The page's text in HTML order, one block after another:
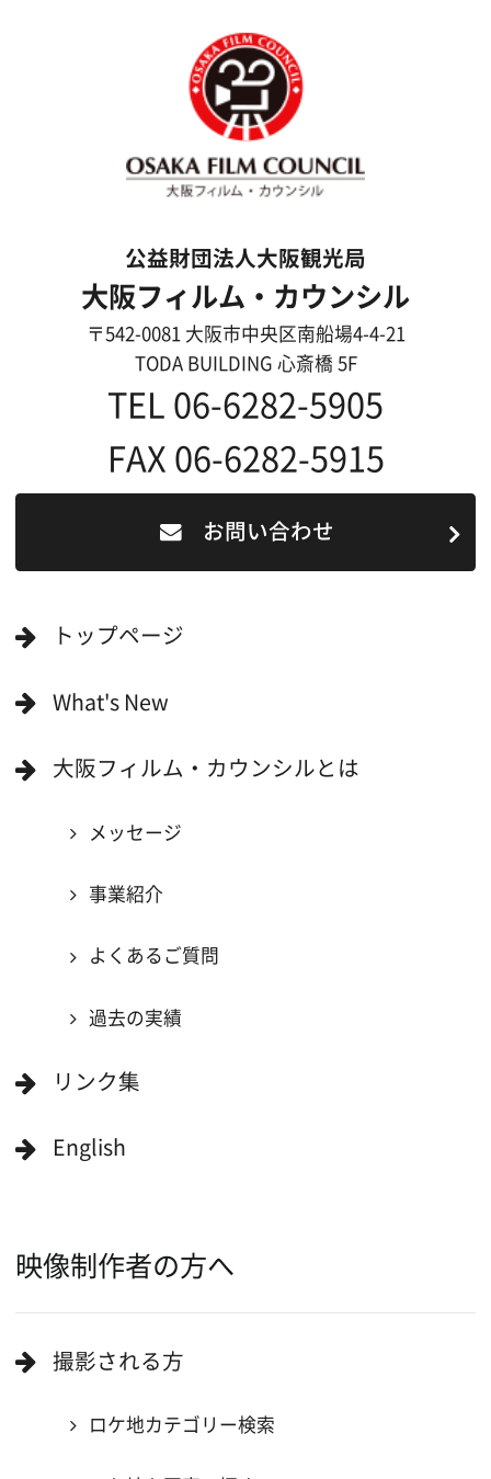
撮影に協力できる施設を登録
作品で検索
ロケ地巡り
当ホームページの内容を許可なく
複製・転載することを禁じます。
All Rights Reserved.